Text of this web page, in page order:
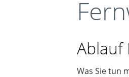
Ablauf
Was Sie tun